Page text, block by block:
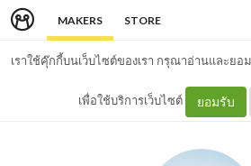
MAKERS STORE
เราใช้คุ๊กกี้บนเว็บไซต์ของเรา กรุณาอ่านและยอ
เพื่อใช้บริการเว็บไซต์ ยอมรับ